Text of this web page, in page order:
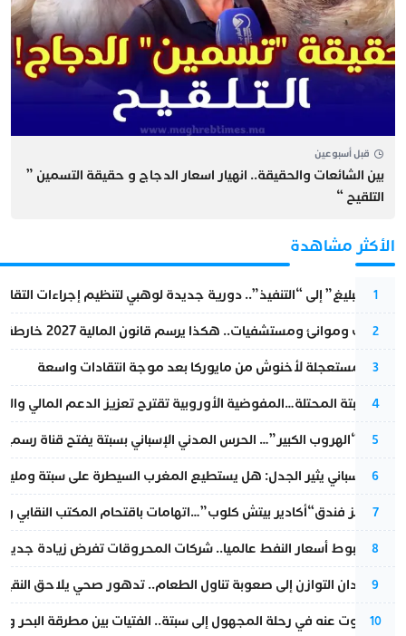
قبل أسبوعين
بين الشائعات والحقيقة.. انهيار اسعار الدجاج و حقيقة التسمين ”
التلقيح “
الأكثر مشاهدة
1
من “التبليغ” إلى “التنفيذ”.. دورية جديدة لوهبي لتنظيم إجراءات
2
قطارات وموانئ ومستشفيات.. هكذا يرسم قانون المالية 2027 خارطة المغرب المقبل
3
عودة مستعجلة لأخنوش من مايوركا بعد موجة انتقادات واسعة
4
أزمة سبتة المحتلة…المفوضية الأوروبية تقترح تعزيز الدعم المالي
5
عملية “الهروب الكبير”… الحرس المدني الإسباني بسبتة يفتح قناة
6
تقرير إسباني يثير الجدل: هل يستطيع المغرب السيطرة على سبتة
7
أزمة تهز فندق“أكادير بيتش كلوب”…اتهامات باقتحام المكتب النقابي
8
رغم هبوط أسعار النفط عالميا.. شركات المحروقات تفرض زيادة
9
من فقدان التوازن إلى صعوبة تناول الطعام.. تدهور صحي يلاحق النقيب
10
المسكوت عنه في رحلة المجهول إلى سبتة.. الفتيات بين مطرقة البحر